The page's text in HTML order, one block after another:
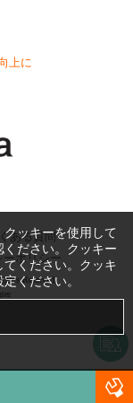
上に
ある質問
ポリシー
Reserved.
ッキーを使用して
ください。クッキー
ください。クッキ
ください。